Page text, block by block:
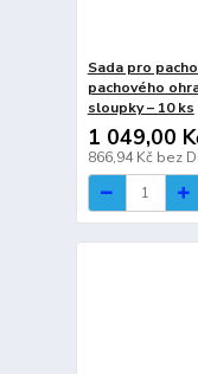
Sada pro
pachového
sloupky – 10 ks
1 049,00
866,94 Kč bez